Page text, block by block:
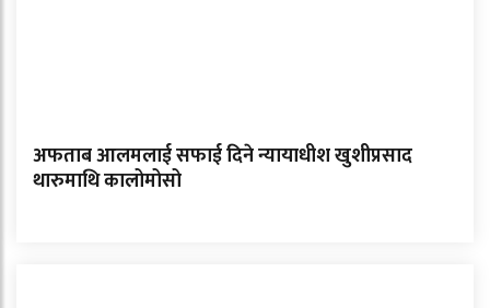
अफताब आलमलाई सफाई दिने न्यायाधीश खुशीप्रसाद
थारुमाथि कालोमोसो